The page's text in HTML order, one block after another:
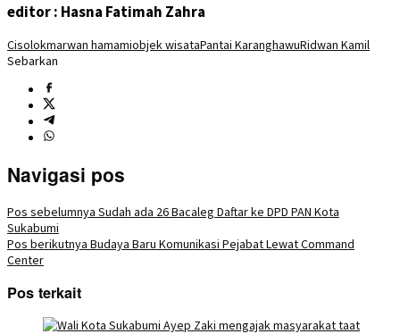
editor : Hasna Fatimah Zahra
Cisolokmarwan hamamiobjek wisataPantai KaranghawuRidwan Kamil
Sebarkan
Navigasi pos
Pos sebelumnya Sudah ada 26 Bacaleg Daftar ke DPD PAN Kota
Sukabumi
Pos berikutnya Budaya Baru Komunikasi Pejabat Lewat Command
Center
Pos terkait